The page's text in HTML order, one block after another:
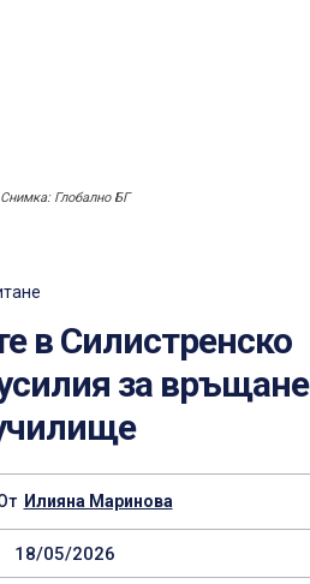
Снимка: Глобално БГ
в Силистренско
за връщане
Илияна Маринова
18/05/2026